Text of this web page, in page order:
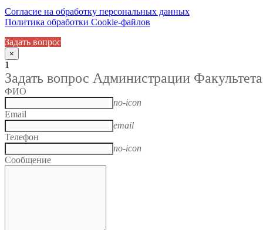
Согласие на обработку персональных данных
Политика обработки Cookie-файлов
Задать вопрос
×
1
Задать вопрос Администрации Факультета
ФИО
no-icon
Email
email
Телефон
no-icon
Сообщение